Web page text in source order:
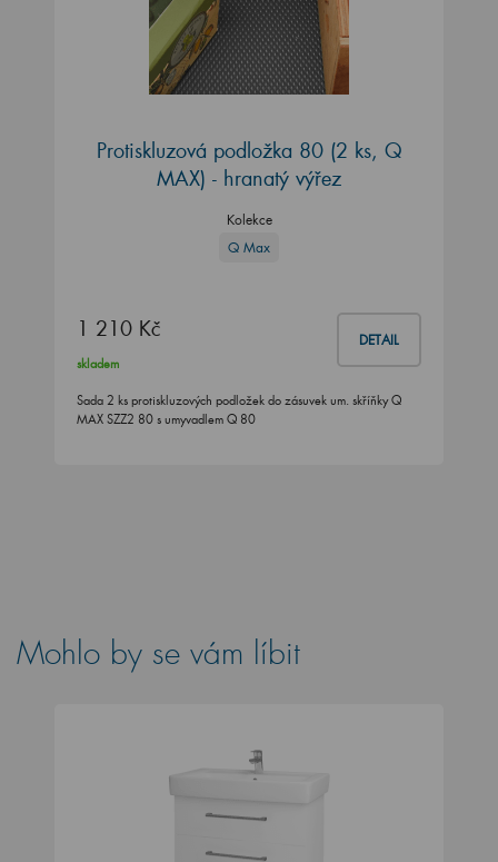
Protiskluzová podložka 80 (2 ks, Q
MAX) - hranatý výřez
Kolekce
Q Max
1 210 Kč DETAIL
skladem
Sada 2 ks protiskluzových podložek do zásuvek um. skříňky Q
MAX SZZ2 80 s umyvadlem Q 80
Mohlo by se vám líbit